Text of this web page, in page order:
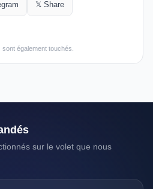
𝕏 Share
également touchés.
sur le volet que nous